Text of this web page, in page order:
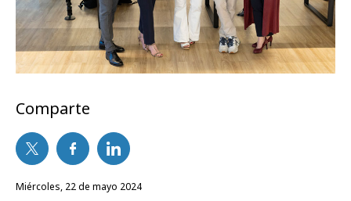
Comparte
miércoles, 22 de mayo 2024